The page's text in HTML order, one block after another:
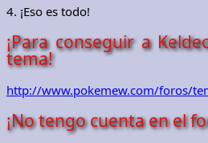
4. ¡Eso es todo!
¡Para conseguir a
tema!
http://www.pokemew.com/foros/
¡No tengo cuenta en el